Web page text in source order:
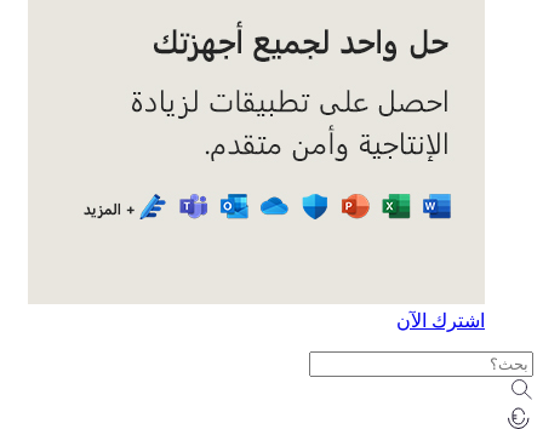
الآن